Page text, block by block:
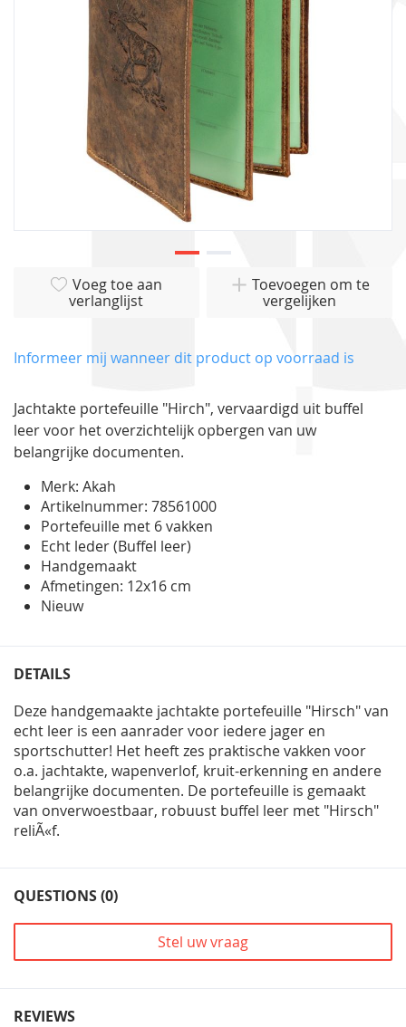
van
gallerij
Voeg toe aan
verlanglijst
Toevoegen om te
vergelijken
Informeer mij wanneer dit product op voorraad is
Jachtakte portefeuille "Hirch", vervaardigd uit buffel
leer voor het overzichtelijk opbergen van uw
belangrijke documenten.
Merk: Akah
Artikelnummer: 78561000
Portefeuille met 6 vakken
Echt leder (Buffel leer)
Handgemaakt
Afmetingen: 12x16 cm
Nieuw
DETAILS
Deze handgemaakte jachtakte portefeuille "Hirsch" van
echt leer is een aanrader voor iedere jager en
sportschutter! Het heeft zes praktische vakken voor
o.a. jachtakte, wapenverlof, kruit-erkenning en andere
belangrijke documenten. De portefeuille is gemaakt
van onverwoestbaar, robuust buffel leer met "Hirsch"
reliÃ«f.
QUESTIONS (0)
Stel uw vraag
REVIEWS